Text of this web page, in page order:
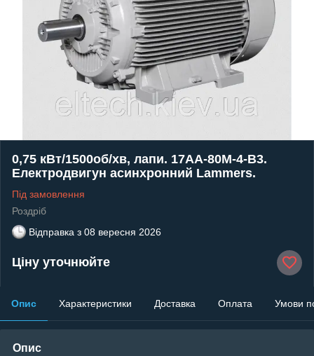
0,75 кВт/1500об/хв, лапи. 17AA-80M-4-В3.
Електродвигун асинхронний Lammers.
Під замовлення
Роздріб
Відправка з 08 вересня 2026
Ціну уточнюйте
Опис Характеристики Доставка Оплата Умови
Опис